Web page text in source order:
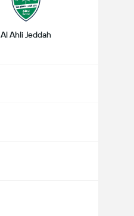
Al Ahli Jeddah